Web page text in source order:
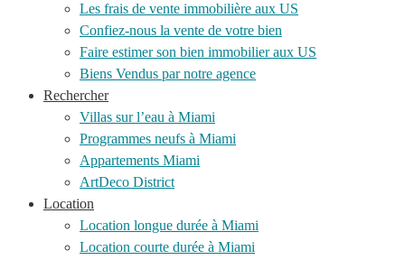
Les frais de vente immobilière aux US
Confiez-nous la vente de votre bien
Faire estimer son bien immobilier aux US
Biens Vendus par notre agence
Rechercher
Villas sur l’eau à Miami
Programmes neufs à Miami
Appartements Miami
ArtDeco District
Location
Location longue durée à Miami
Location courte durée à Miami